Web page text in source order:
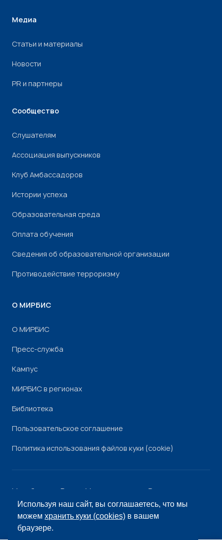
Используя наш сайт, вы соглашаетесь, что мы
можемхранить куки (cookies) в вашем
браузере.
Медиа
Статьи и материалы
Новости
PR и партнеры
Сообщество
Слушателям
Ассоциация выпускников
Клуб Амбассадоров
Истории успеха
Образовательная среда
Оплата обучения
Сведения об образовательной организации
Противодействие терроризму
О МИРБИС
О МИРБИС
Пресс-служба
Кампус
МИРБИС в регионах
Библиотека
Пользовательское соглашение
Политика использования файлов куки (cookie)
Минобрнауки России Минпросвещения России
РоскомнадзорРособрнадзор
© «МИРБИС», 2026